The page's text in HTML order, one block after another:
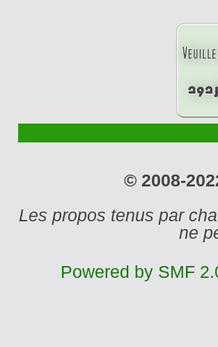
© 2008-
Les propos tenus par
ne
Powered by SMF